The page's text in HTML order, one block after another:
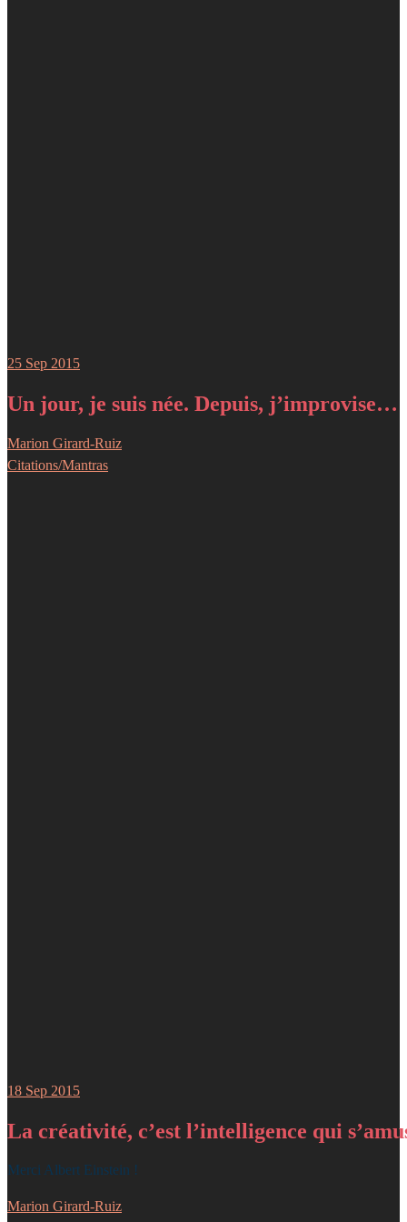
25 Sep 2015
Un jour, je suis née. Depuis, j’improvise…
Marion Girard-Ruiz
Citations/Mantras
18 Sep 2015
La créativité, c’est l’intelligence qui
Merci Albert Einstein !
Marion Girard-Ruiz